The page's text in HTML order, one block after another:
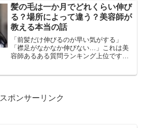
め後に明るくする方法まで詳しく解説し
ます。黒染めとは？黒...
髪の毛は一か月でどれくらい伸び
る？場所によって違う？美容師が
教える本当の話
「前髪だけ伸びるのが早い気がする」
「襟足がなかなか伸びない…」これは美
容師あるある質問ランキング上位です。
スポンサーリンク